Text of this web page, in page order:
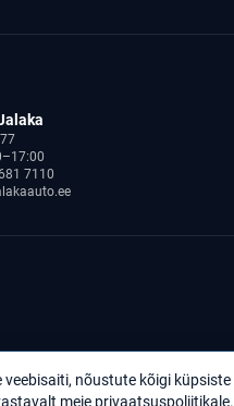
veebisaiti, nõustute kõigi küpsiste
meie privaatsuspoliitikale.
7110